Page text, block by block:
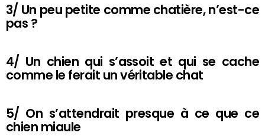
3/ Un peu petite comme chatière, n’est-ce
pas ?
4/ Un chien qui s’assoit et qui se cache
comme le ferait un véritable chat
5/ On s’attendrait presque à ce que ce
chien miaule